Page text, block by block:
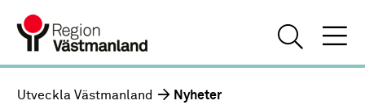
Utveckla Västmanland Nyheter